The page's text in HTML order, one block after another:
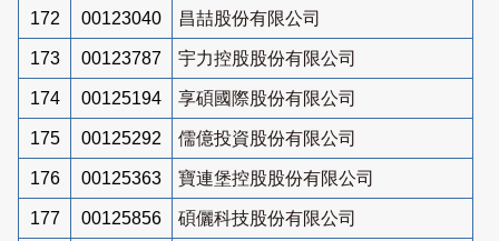
172 00123040 昌喆股份有限公司
173 00123787 宇力控股股份有限公司
174 00125194 享碩國際股份有限公司
175 00125292 儒億投資股份有限公司
176 00125363 寶連堡控股股份有限公司
177 00125856 碩儷科技股份有限公司